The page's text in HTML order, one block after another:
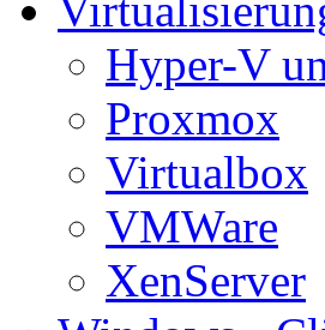
Hyper-V
Proxmox
Virtualbox
VMWare
XenServer